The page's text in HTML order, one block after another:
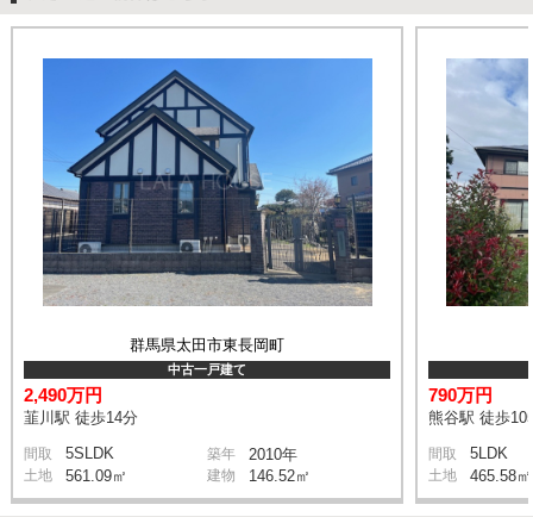
群馬県太田市東長岡町
中古一戸建て
2,490万円
韮川駅 徒歩14分
間取 5SLDK 築年 2010年
土地 561.09㎡ 建物 146.52㎡
790万円
熊谷駅 徒歩
間取 5LDK
土地 465.58㎡